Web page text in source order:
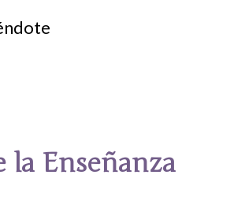
la Enseñanza